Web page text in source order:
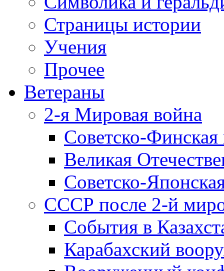
Страницы истории
Учения
Прочее
Ветераны
2-я Мировая война
Советско-
Великая
Советско-
СССР после 2-й
События в
Карабахский